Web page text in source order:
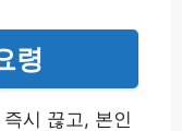
령
시 끊고, 본인